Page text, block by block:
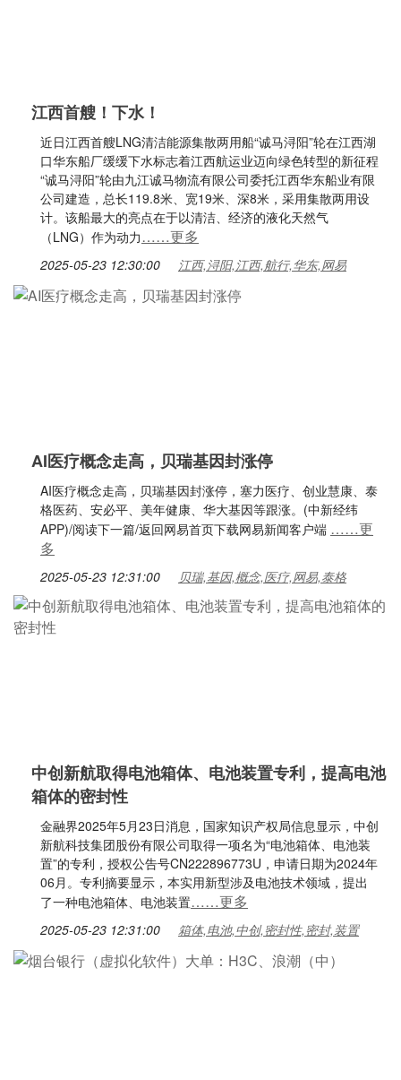
江西首艘！下水！
近日江西首艘LNG清洁能源集散两用船“诚马浔阳”轮在江西湖
口华东船厂缓缓下水标志着江西航运业迈向绿色转型的新征程
“诚马浔阳”轮由九江诚马物流有限公司委托江西华东船业有限
公司建造，总长119.8米、宽19米、深8米，采用集散两用设
计。该船最大的亮点在于以清洁、经济的液化天然气
（LNG）作为动力……更多
2025-05-23 12:30:00 江西,浔阳,江西,航行,华东,网易
AI医疗概念走高，贝瑞基因封涨停
AI医疗概念走高，贝瑞基因封涨停，塞力医疗、创业慧康、泰
格医药、安必平、美年健康、华大基因等跟涨。(中新经纬
APP)/阅读下一篇/返回网易首页下载网易新闻客户端 ……更
多
2025-05-23 12:31:00 贝瑞,基因,概念,医疗,网易,泰格
中创新航取得电池箱体、电池装置专利，提高电池
箱体的密封性
金融界2025年5月23日消息，国家知识产权局信息显示，中创
新航科技集团股份有限公司取得一项名为“电池箱体、电池装
置”的专利，授权公告号CN222896773U，申请日期为2024年
06月。专利摘要显示，本实用新型涉及电池技术领域，提出
了一种电池箱体、电池装置……更多
2025-05-23 12:31:00 箱体,电池,中创,密封性,密封,装置